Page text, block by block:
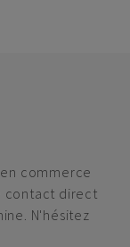
commerce
contact direct
N'hésitez